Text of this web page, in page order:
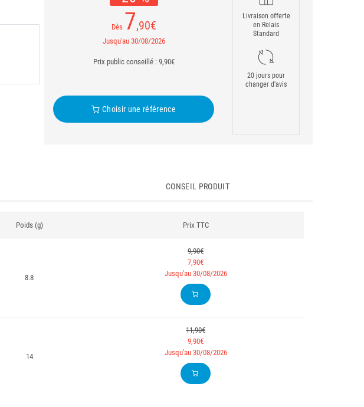
Dès 7,90€
Jusqu'au 30/08/2026
Prix public conseillé : 9,90€
Choisir une référence
Livraison offerte
en Relais
Standard
20 jours pour
changer d'avis
CONSEIL PRODUIT
Poids (g) Prix TTC
8.8
9,90€
7,90€
Jusqu'au 30/08/2026
14
11,90€
9,90€
Jusqu'au 30/08/2026